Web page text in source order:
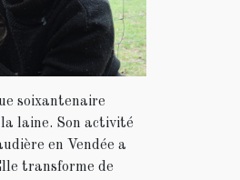
soixantenaire
la laine. Son activité
en Vendée a
transforme de